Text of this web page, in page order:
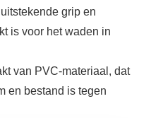
grip en
is voor het waden in
van PVC-materiaal, dat
en bestand is tegen